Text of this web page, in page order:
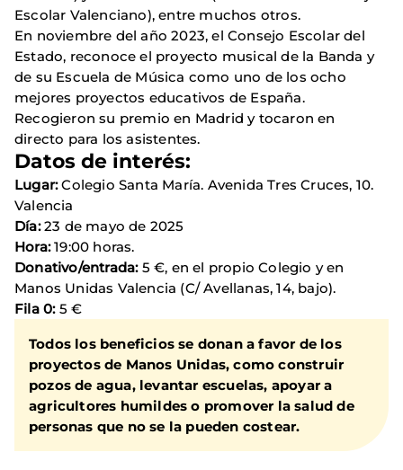
Escolar Valenciano), entre muchos otros.
En noviembre del año 2023, el Consejo Escolar del
Estado, reconoce el proyecto musical de la Banda y
de su Escuela de Música como uno de los ocho
mejores proyectos educativos de España.
Recogieron su premio en Madrid y tocaron en
directo para los asistentes.
Datos de interés:
Lugar:Colegio Santa María. Avenida Tres Cruces, 10.
Valencia
Día:23 de mayo de 2025
Hora:19:00 horas.
Donativo/entrada: 5 €, en el propio Colegio y en
Manos Unidas Valencia (C/ Avellanas, 14, bajo).
Fila 0:5 €
Todos los beneficios se donan a favor de los
proyectos de Manos Unidas, como construir
pozos de agua, levantar escuelas, apoyar a
agricultores humildes o promover la salud de
personas que no se la pueden costear.